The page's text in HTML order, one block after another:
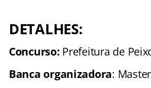
DETALHES:
Concurso: Prefeitura de
Banca organizadora: